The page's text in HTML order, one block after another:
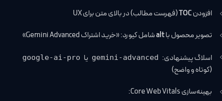
افزودنTOC(فهرست مطالب) در بالای متن برای UX
تصویر محصول باaltشامل کیورد: «خرید اشتراک Gemini Advanced»
اسلاگ پیشنهادی: gemini-advanced یا google-ai-pro
(کوتاه و واضح)
بهینه‌سازی Core Web Vitals: